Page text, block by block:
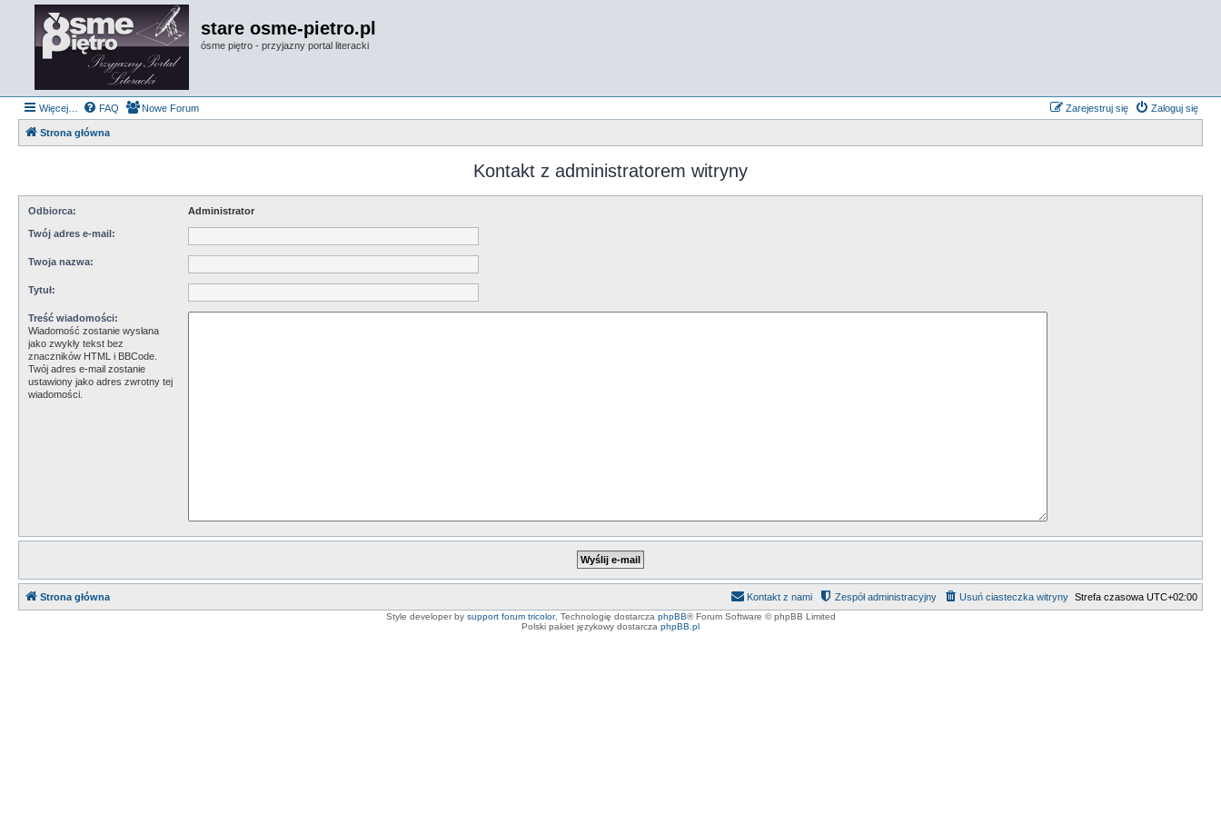
stare osme-pietro.pl
ósme piętro - przyjazny portal literacki
Więcej… FAQ Zaloguj się
Zarejestruj się
Nowe Forum
Strona główna
Kontakt z administratorem witryny
Odbiorca: Administrator
Twój adres e-mail:
Twoja nazwa:
Tytuł:
Treść wiadomości:
Wiadomość zostanie wysłana
jako zwykły tekst bez
znaczników HTML i BBCode.
Twój adres e-mail zostanie
ustawiony jako adres zwrotny tej
wiadomości.
Strona główna Strefa czasowa UTC+02:00
Usuń ciasteczka witryny
Zespół administracyjny
Kontakt z nami
Style developer by support forum tricolor, Technologię dostarcza phpBB® Forum Software © phpBB Limited
Polski pakiet językowy dostarcza phpBB.pl